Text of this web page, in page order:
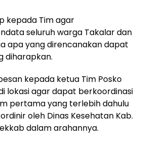
kepada Tim agar
seluruh warga Takalar dan
apa yang direncanakan dapat
diharapkan.
kepada ketua Tim Posko
lokasi agar dapat berkoordinasi
pertama yang terlebih dahulu
oleh Dinas Kesehatan Kab.
dalam arahannya.